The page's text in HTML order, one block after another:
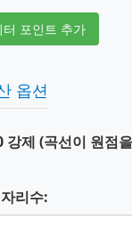
터 포인트 추가
옵션
강제 (곡선이 원점
리수: